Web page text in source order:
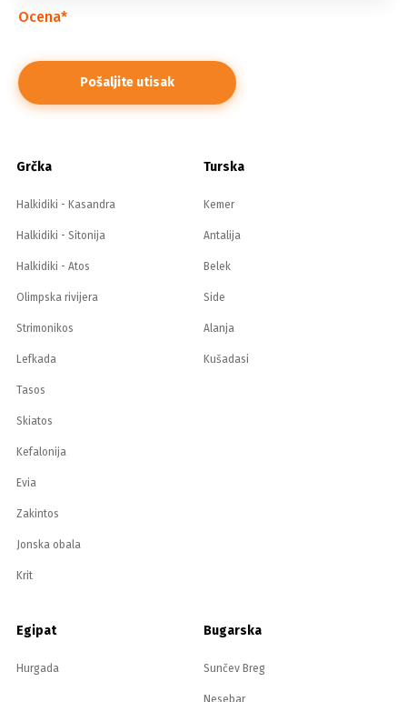
Ocena*
Grčka
Halkidiki - Kasandra
Halkidiki - Sitonija
Halkidiki - Atos
Olimpska rivijera
Strimonikos
Lefkada
Tasos
Skiatos
Kefalonija
Evia
Zakintos
Jonska obala
Krit
Turska
Kemer
Antalija
Belek
Side
Alanja
Kušadasi
Egipat
Hurgada
Bugarska
Sunčev Breg
Nesebar